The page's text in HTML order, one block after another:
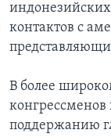
контактов с
В более
конгрессменов
поддержанию